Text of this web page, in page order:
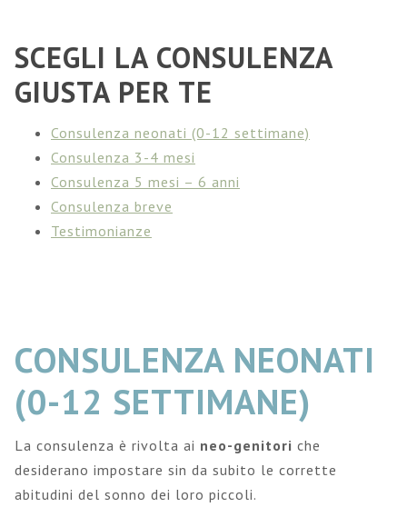
SCEGLI LA CONSULENZA
GIUSTA PER TE
Consulenza neonati (0-12 settimane)
Consulenza 3-4 mesi
Consulenza 5 mesi – 6 anni
Consulenza breve
Testimonianze
CONSULENZA NEONATI
(0-12 SETTIMANE)
La consulenza è rivolta ai neo-genitori che
desiderano impostare sin da subito le corrette
abitudini del sonno dei loro piccoli.